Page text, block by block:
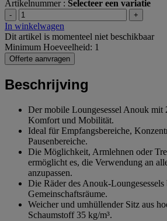
Artikelnummer : Selecteer een variatie
- +
In winkelwagen
Dit artikel is momenteel niet beschikbaar
Minimum Hoeveelheid: 1
Offerte aanvragen
Beschrijving
Der mobile Loungesessel Anouk mit
Komfort und Mobilität.
Ideal für Empfangsbereiche,
Pausenbereiche.
Die Möglichkeit, Armlehnen oder
ermöglicht es, die Verwendung an
anzupassen.
Die Räder des Anouk-
Gemeinschaftsräume.
Weicher und umhüllender Sitz aus
Schaumstoff 35 kg/m³.